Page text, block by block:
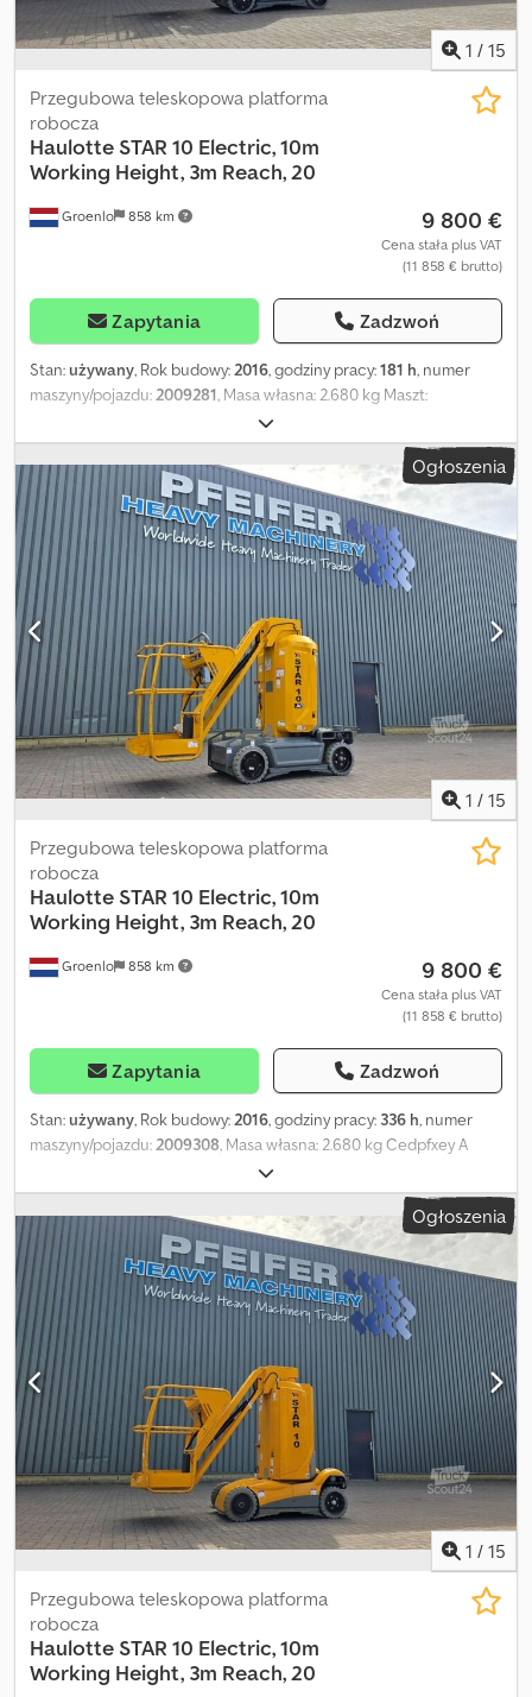
1 / 15
Groenlo 858 km
Przegubowa teleskopowa platforma
robocza
Haulotte STAR 10 Electric, 10m
Working Height, 3m Reach, 20
9 800 €
Cena stała plus VAT
(11 858 € brutto)
Zapytania Zadzwoń
Stan:używany, Rok budowy: 2016, godziny pracy:181 h, numer
maszyny/pojazdu: 2009281 , Masa własna: 2.680 kg Maszt:
przegubowy Udźwig: 200 kg Wysokość robocza: 1.000 cm Cjdpfxjy
A Dx As Ac Eorf Wymiary przestrzeni ładunkowej: 270 x 99 x 199 cm
Stan ogumienia przód: 80 Stan ogumienia tył: 80 Maks. zasięg
poziomy: 300 m Aby uzyskać więcej informacji, skontaktuj się z
PFEIFER GROUP.
Ogłoszenia
1 / 15
Groenlo 858 km
Przegubowa teleskopowa platforma
robocza
Haulotte STAR 10 Electric, 10m
Working Height, 3m Reach, 20
9 800 €
Cena stała plus VAT
(11 858 € brutto)
Zapytania Zadzwoń
Stan:używany, Rok budowy:2016, godziny pracy: 336 h, numer
maszyny/pojazdu:2009308, Masa własna: 2.680 kg Cedpfxey A
Dxpo Ac Eerf Maszt: przegubowy Udźwig: 200 kg Wysokość
robocza: 1.000 cm Wymiary przestrzeni ładunkowej: 270 x 99 x 199
cm Stan ogumienia przedniego: 70 Stan ogumienia tylnego: 70
Maks. zasięg poziomy: 300 m Skontaktuj się z PFEIFER GROUP, aby
uzyskać więcej informacji.
Ogłoszenia
1 / 15
Przegubowa teleskopowa platforma
robocza
Haulotte STAR 10 Electric, 10m
Working Height, 3m Reach, 20